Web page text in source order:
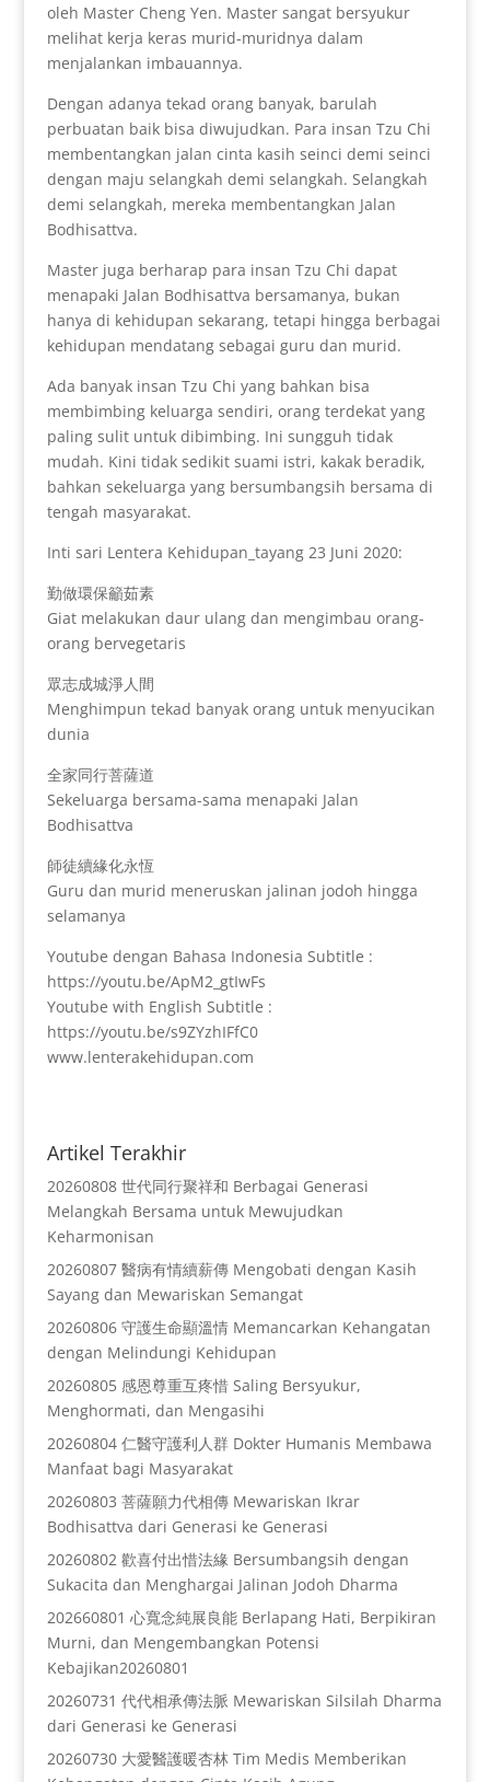
oleh Master Cheng Yen. Master sangat bersyukur
melihat kerja keras murid-muridnya dalam
menjalankan imbauannya.
Dengan adanya tekad orang banyak, barulah
perbuatan baik bisa diwujudkan. Para insan Tzu Chi
membentangkan jalan cinta kasih seinci demi seinci
dengan maju selangkah demi selangkah. Selangkah
demi selangkah, mereka membentangkan Jalan
Bodhisattva.
Master juga berharap para insan Tzu Chi dapat
menapaki Jalan Bodhisattva bersamanya, bukan
hanya di kehidupan sekarang, tetapi hingga berbagai
kehidupan mendatang sebagai guru dan murid.
Ada banyak insan Tzu Chi yang bahkan bisa
membimbing keluarga sendiri, orang terdekat yang
paling sulit untuk dibimbing. Ini sungguh tidak
mudah. Kini tidak sedikit suami istri, kakak beradik,
bahkan sekeluarga yang bersumbangsih bersama di
tengah masyarakat.
Inti sari Lentera Kehidupan_tayang 23 Juni 2020:
勤做環保籲茹素
Giat melakukan daur ulang dan mengimbau orang-
orang bervegetaris
眾志成城淨人間
Menghimpun tekad banyak orang untuk menyucikan
dunia
全家同行菩薩道
Sekeluarga bersama-sama menapaki Jalan
Bodhisattva
師徒續緣化永恆
Guru dan murid meneruskan jalinan jodoh hingga
selamanya
Youtube dengan Bahasa Indonesia Subtitle :
https://youtu.be/ApM2_gtIwFs
Youtube with English Subtitle :
https://youtu.be/s9ZYzhIFfC0
www.lenterakehidupan.com
Artikel Terakhir
20260808 世代同行聚祥和 Berbagai Generasi
Melangkah Bersama untuk Mewujudkan
Keharmonisan
20260807 醫病有情續薪傳 Mengobati dengan Kasih
Sayang dan Mewariskan Semangat
20260806 守護生命顯溫情 Memancarkan Kehangatan
dengan Melindungi Kehidupan
20260805 感恩尊重互疼惜 Saling Bersyukur,
Menghormati, dan Mengasihi
20260804 仁醫守護利人群 Dokter Humanis Membawa
Manfaat bagi Masyarakat
20260803 菩薩願力代相傳 Mewariskan Ikrar
Bodhisattva dari Generasi ke Generasi
20260802 歡喜付出惜法緣 Bersumbangsih dengan
Sukacita dan Menghargai Jalinan Jodoh Dharma
202660801 心寬念純展良能 Berlapang Hati, Berpikiran
Murni, dan Mengembangkan Potensi
Kebajikan20260801
20260731 代代相承傳法脈 Mewariskan Silsilah Dharma
dari Generasi ke Generasi
20260730 大愛醫護暖杏林 Tim Medis Memberikan